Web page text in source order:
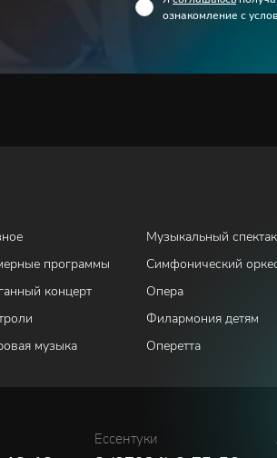
ознакомление с
программы
концерт
музыка
Музыкальный
Симфонический
Опера
Филармония детям
Оперетта
Ессентуки